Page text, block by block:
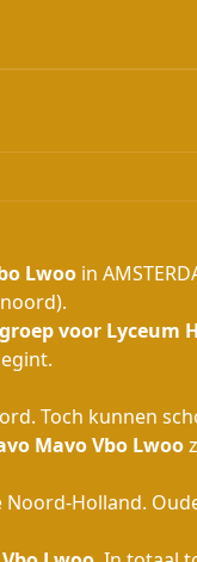
Lwoo in
voor Lyceum
Toch kunnen
Mavo Vbo Lwoo
Noord-Holland.